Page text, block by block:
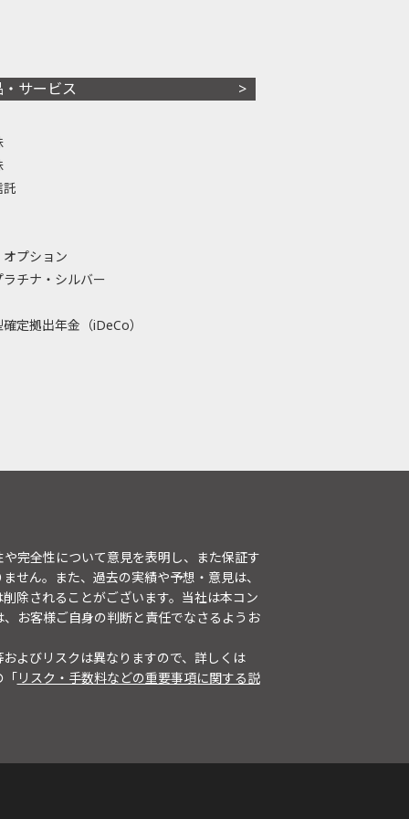
・サービス
託
プション
ラチナ・シルバー
定拠出年金（iDeCo）
完全性について意見を表明し、また保証す
せん。また、過去の実績や予想・意見は、
除されることがございます。当社は本コン
お客様ご自身の判断と責任でなさるようお
よびリスクは異なりますので、詳しくは
「リスク・手数料などの重要事項に関する説